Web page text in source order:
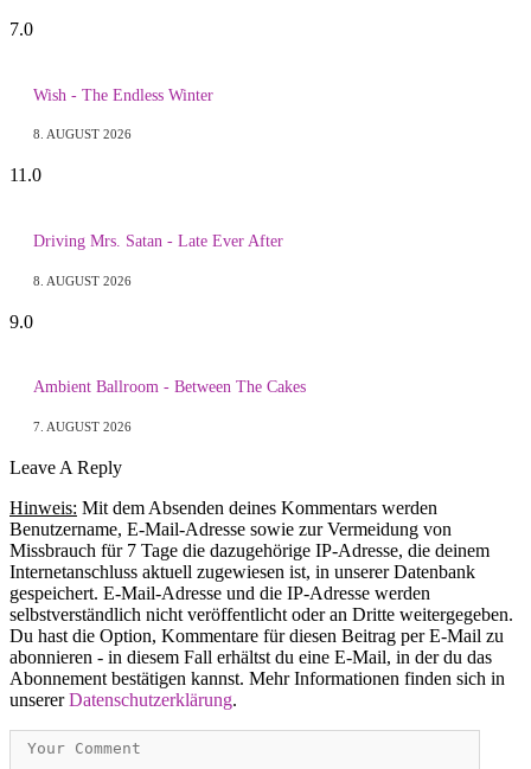
7.0
Wish - The Endless Winter
8. AUGUST 2026
11.0
Driving Mrs. Satan - Late Ever After
8. AUGUST 2026
9.0
Ambient Ballroom - Between The Cakes
7. AUGUST 2026
Leave A Reply
Hinweis: Mit dem Absenden deines Kommentars werden
Benutzername, E-Mail-Adresse sowie zur Vermeidung von
Missbrauch für 7 Tage die dazugehörige IP-Adresse, die deinem
Internetanschluss aktuell zugewiesen ist, in unserer Datenbank
gespeichert. E-Mail-Adresse und die IP-Adresse werden
selbstverständlich nicht veröffentlicht oder an Dritte weitergegeben.
Du hast die Option, Kommentare für diesen Beitrag per E-Mail zu
abonnieren - in diesem Fall erhältst du eine E-Mail, in der du das
Abonnement bestätigen kannst. Mehr Informationen finden sich in
unsererDatenschutzerklärung.